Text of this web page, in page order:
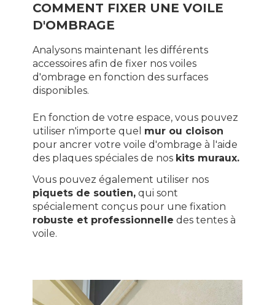
COMMENT FIXER UNE VOILE
D'OMBRAGE
Analysons maintenant les différents
accessoires afin de fixer nos voiles
d'ombrage en fonction des surfaces
disponibles.
En fonction de votre espace, vous pouvez
utiliser n'importe quel mur ou cloison
pour ancrer votre voile d'ombrage à l'aide
des plaques spéciales de nos kits muraux.
Vous pouvez également utiliser nos
piquets de soutien,qui sont
spécialement conçus pour une fixation
robuste et professionnelle des tentes à
voile.